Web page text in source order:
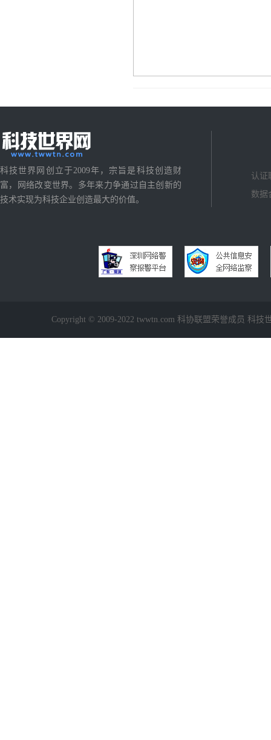
科技世界网创立于2009年，宗旨是科技创造财
富，网络改变世界。多年来力争通过自主创新的
技术实现为科技企业创造最大的价值。
认证
数据
Copyright © 2009-2022 twwtn.com 科协联盟荣誉成员 科